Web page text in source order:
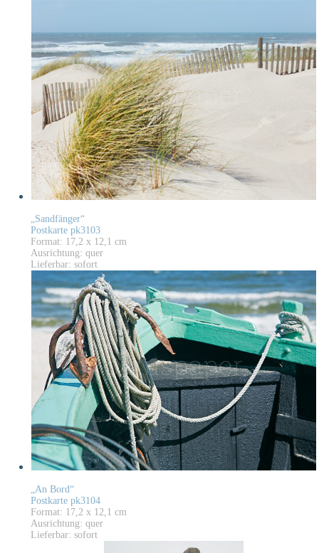
„Sandfänger“
Postkarte pk3103
Format: 17,2 x 12,1 cm
Ausrichtung: quer
Lieferbar: sofort
„An Bord“
Postkarte pk3104
Format: 17,2 x 12,1 cm
Ausrichtung: quer
Lieferbar: sofort